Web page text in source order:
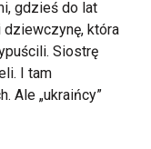
gdzieś do lat
która
Siostrę
I tam
Ale „ukraińcy”